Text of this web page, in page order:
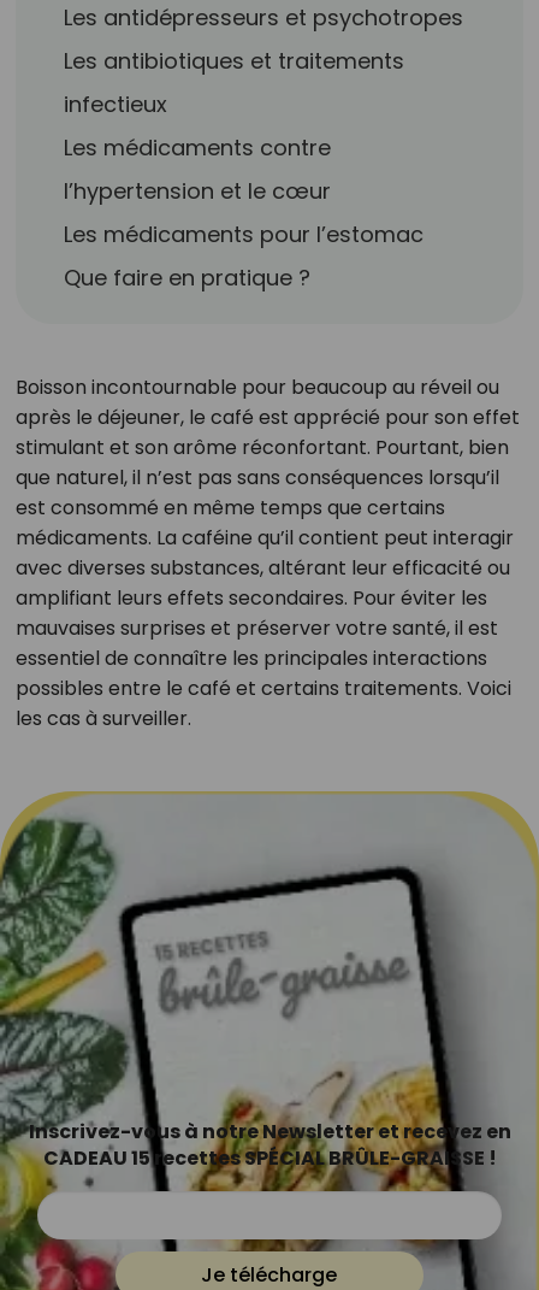
Les antidépresseurs et psychotropes
Les antibiotiques et traitements
infectieux
Les médicaments contre
l’hypertension et le cœur
Les médicaments pour l’estomac
Que faire en pratique ?
Boisson incontournable pour beaucoup au réveil ou
après le déjeuner, le café est apprécié pour son effet
stimulant et son arôme réconfortant. Pourtant, bien
que naturel, il n’est pas sans conséquences lorsqu’il
est consommé en même temps que certains
médicaments. La caféine qu’il contient peut interagir
avec diverses substances, altérant leur efficacité ou
amplifiant leurs effets secondaires. Pour éviter les
mauvaises surprises et préserver votre santé, il est
essentiel de connaître les principales interactions
possibles entre le café et certains traitements. Voici
les cas à surveiller.
Inscrivez-vous à notre Newsletter et recevez en
CADEAU 15 recettes SPÉCIAL BRÛLE-GRAISSE !
Je télécharge